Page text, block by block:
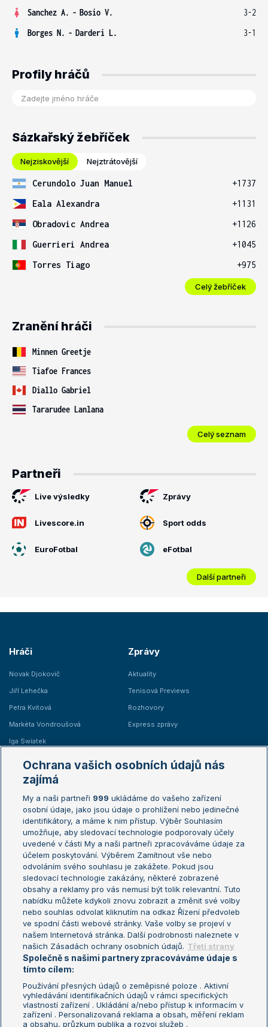
Sanchez A. - Bosio V.
3-2
Borges N. - Darderi L. 3-1
Profily hráčů
Sázkařský žebříček
Nejziskovější Nejztrátovější
Cerundolo Juan Manuel
+1737
Eala Alexandra
+1131
Obradovic Andrea
+1126
Guerrieri Andrea
+1045
Torres Tiago
+975
Celý žebříček
Zranění hráči
Minnen Greetje
Tiafoe Frances
Diallo Gabriel
Tararudee Lanlana
Celý seznam
Partneři
Live výsledky Zprávy
Livescore.in Sport odds
EuroFotbal eFotbal
Další partneři
Hráči
Novak Djokovič
Jiří Lehečka
Petra Kvitová
Markéta Vondroušová
Iga Swiatek
Zprávy
Aktuality
Tenisová Previews
Rozhovory
Express zprávy
Žebříčky
Žebříček ATP (muži)
Žebříček WTA (ženy)
Sázkařský žebříček
Australian Open
French Open
Wimbledon
US Open
Turnaj mistrů
Turnaj mistryň
Aktualní trendy
Fotbalové přestupy
Livesport Daily
LS Prague Open
Podmínky užití
Nastavení soukromí
GDPR a žurnalistika
Reklama
Ochrana vašich osobních údajů nás
zajímá
My a naši partneři 999 ukládáme do vašeho zařízení
osobní údaje, jako jsou údaje o prohlížení nebo jedinečné
identifikátory, a máme k nim přístup. Výběr Souhlasím
umožňuje, aby sledovací technologie podporovaly účely
uvedené v části My a naši partneři zpracováváme údaje za
účelem poskytování. Výběrem Zamítnout vše nebo
odvoláním svého souhlasu je zakážete. Pokud jsou
sledovací technologie zakázány, některé zobrazené
obsahy a reklamy pro vás nemusí být tolik relevantní. Tuto
nabídku můžete kdykoli znovu zobrazit a změnit své volby
nebo souhlas odvolat kliknutím na odkaz Řízení předvoleb
ve spodní části webové stránky. Vaše volby se projeví v
našem Internetová stránka. Další podrobnosti naleznete v
našich Zásadách ochrany osobních údajů. Třetí strany
Společně s našimi partnery zpracováváme údaje s
tímto cílem:
Používání přesných údajů o zeměpisné poloze . Aktivní
vyhledávání identifikačních údajů v rámci specifických
vlastností zařízení . Ukládání a/nebo přístup k informacím v
zařízení . Personalizovaná reklama a obsah, měření reklam
a obsahu, průzkum publika a rozvoj služeb .